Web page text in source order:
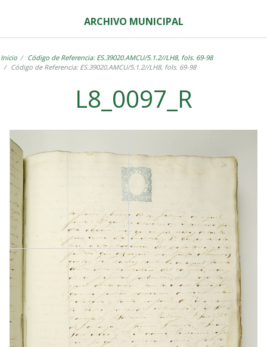
ARCHIVO MUNICIPAL
Inicio
Código de Referencia: ES.39020.AMCU/5.1.2//LH8, fols. 69-98
Código de Referencia: ES.39020.AMCU/5.1.2//LH8, fols. 69-98
L8_0097_R